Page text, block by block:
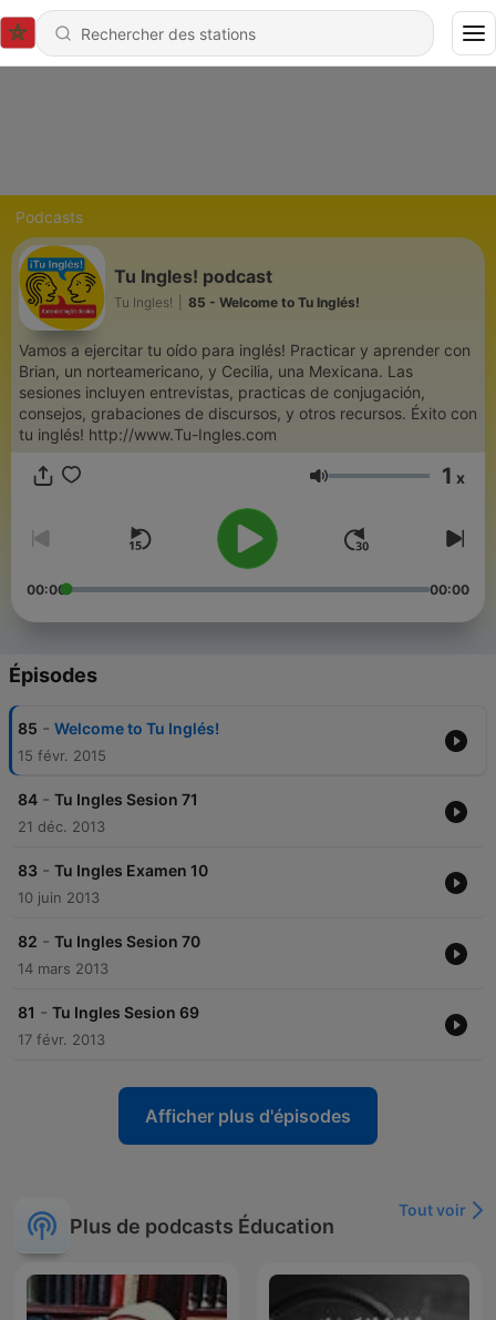
Podcasts
Tu Ingles! podcast
Tu Ingles! 85 - Welcome to Tu Inglés!
Vamos a ejercitar tu oído para inglés! Practicar y aprender con
Brian, un norteamericano, y Cecilia, una Mexicana. Las
sesiones incluyen entrevistas, practicas de conjugación,
consejos, grabaciones de discursos, y otros recursos. Éxito con
tu inglés! http://www.Tu-Ingles.com
Volume 1 x
00:00 00:00
Épisodes
85 - Welcome to Tu Inglés!
15 févr. 2015
84 - Tu Ingles Sesion 71
21 déc. 2013
83 - Tu Ingles Examen 10
10 juin 2013
82 - Tu Ingles Sesion 70
14 mars 2013
81 - Tu Ingles Sesion 69
17 févr. 2013
Afficher plus d'épisodes
Plus de podcasts Éducation
Tout voir